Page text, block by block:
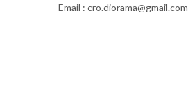
Email : cro.diorama@gmail.com